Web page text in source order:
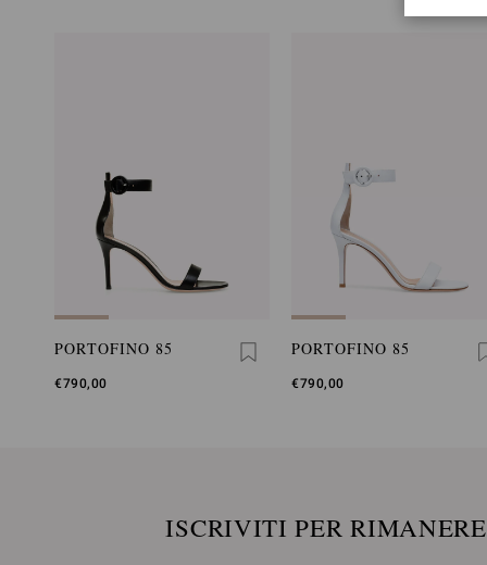
PORTOFINO 85
€790,00
PORTOFINO 85
€790,00
ISCRIVITI PER